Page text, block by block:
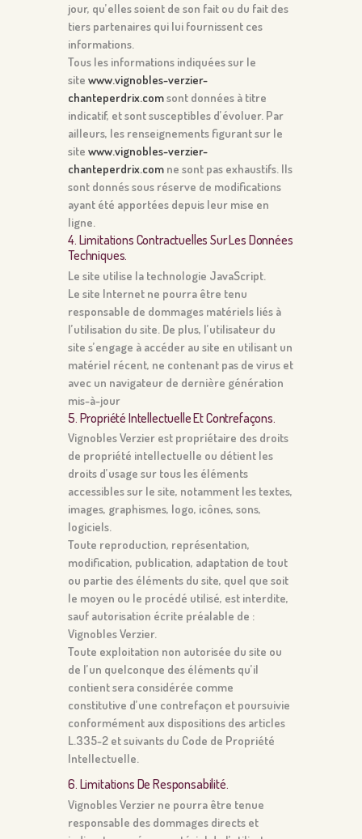
jour, qu’elles soient de son fait ou du fait des
tiers partenaires qui lui fournissent ces
informations.
Tous les informations indiquées sur le
site www.vignobles-verzier-
chanteperdrix.comsont données à titre
indicatif, et sont susceptibles d’évoluer. Par
ailleurs, les renseignements figurant sur le
site www.vignobles-verzier-
chanteperdrix.com ne sont pas exhaustifs. Ils
sont donnés sous réserve de modifications
ayant été apportées depuis leur mise en
ligne.
4. Limitations Contractuelles Sur Les Données
Techniques.
Le site utilise la technologie JavaScript.
Le site Internet ne pourra être tenu
responsable de dommages matériels liés à
l’utilisation du site. De plus, l’utilisateur du
site s’engage à accéder au site en utilisant un
matériel récent, ne contenant pas de virus et
avec un navigateur de dernière génération
mis-à-jour
5. Propriété Intellectuelle Et Contrefaçons.
Vignobles Verzier est propriétaire des droits
de propriété intellectuelle ou détient les
droits d’usage sur tous les éléments
accessibles sur le site, notamment les textes,
images, graphismes, logo, icônes, sons,
logiciels.
Toute reproduction, représentation,
modification, publication, adaptation de tout
ou partie des éléments du site, quel que soit
le moyen ou le procédé utilisé, est interdite,
sauf autorisation écrite préalable de :
Vignobles Verzier.
Toute exploitation non autorisée du site ou
de l’un quelconque des éléments qu’il
contient sera considérée comme
constitutive d’une contrefaçon et poursuivie
conformément aux dispositions des articles
L.335-2 et suivants du Code de Propriété
Intellectuelle.
6. Limitations De Responsabilité.
Vignobles Verzier ne pourra être tenue
responsable des dommages directs et